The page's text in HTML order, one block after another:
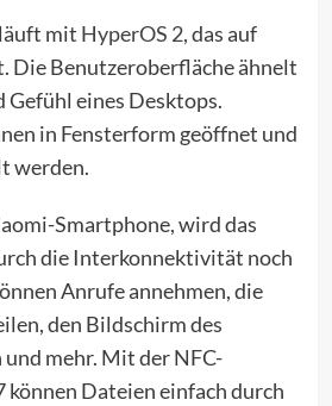
mit HyperOS 2, das auf
Die Benutzeroberfläche ähnelt
Gefühl eines Desktops.
in Fensterform geöffnet und
werden.
Smartphone, wird das
die Interkonnektivität noch
Anrufe annehmen, die
den Bildschirm des
mehr. Mit der NFC-
können Dateien einfach durch